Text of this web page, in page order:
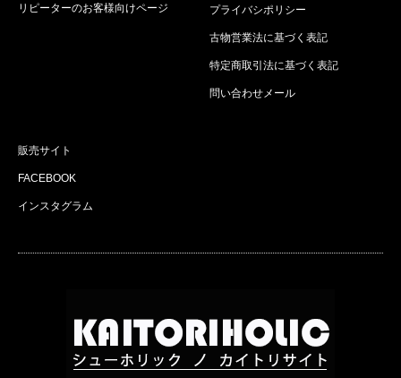
リピーターのお客様向けページ プライバシポリシー
古物営業法に基づく表記
特定商取引法に基づく表記
問い合わせメール
販売サイト
FACEBOOK
インスタグラム